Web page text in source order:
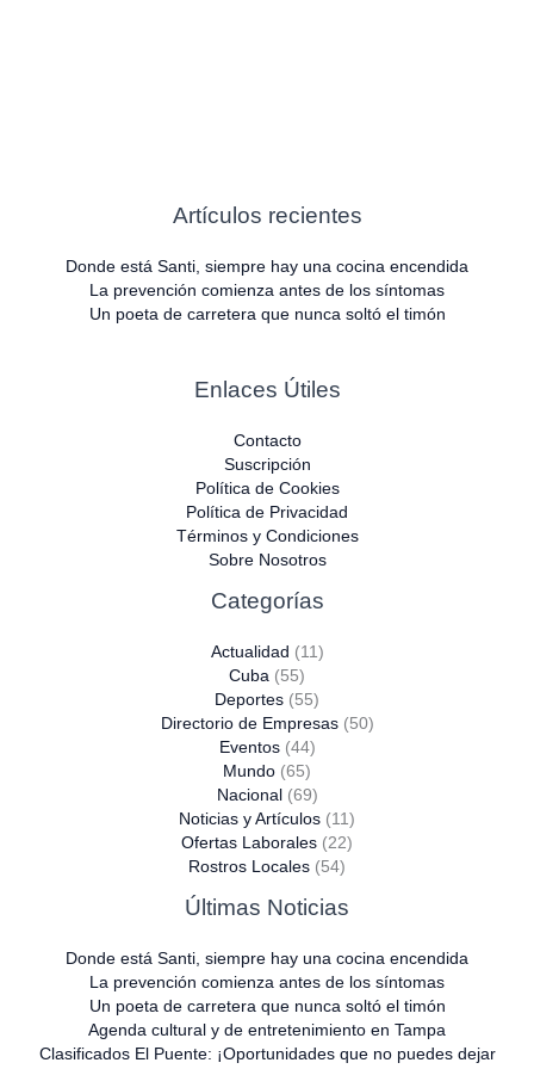
Artículos recientes
Donde está Santi, siempre hay una cocina encendida
La prevención comienza antes de los síntomas
Un poeta de carretera que nunca soltó el timón
Enlaces Útiles
Contacto
Suscripción
Política de Cookies
Política de Privacidad
Términos y Condiciones
Sobre Nosotros
Categorías
Actualidad (11)
Cuba (55)
Deportes (55)
Directorio de Empresas(50)
Eventos(44)
Mundo (65)
Nacional (69)
Noticias y Artículos (11)
Ofertas Laborales (22)
Rostros Locales (54)
Últimas Noticias
Donde está Santi, siempre hay una cocina encendida
La prevención comienza antes de los síntomas
Un poeta de carretera que nunca soltó el timón
Agenda cultural y de entretenimiento en Tampa
Clasificados El Puente: ¡Oportunidades que no puedes dejar